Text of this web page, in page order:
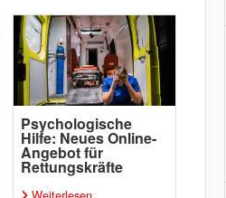
Psychologische
Hilfe: Neues Online-
Angebot für
Rettungskräfte